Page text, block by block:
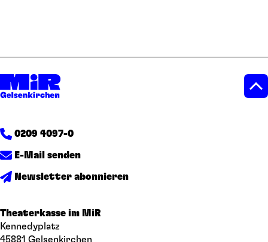
0209 4097-0
E-Mail senden
Newsletter abonnieren
Theaterkasse im MiR
Kennedyplatz
45881 Gelsenkirchen